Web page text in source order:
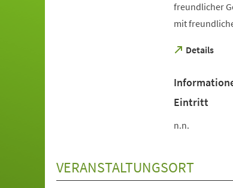
freundlicher
mit
Details
(Öffnet
neuen
Tab)
Eintritt
n.n.
VERANSTALTUNGSORT